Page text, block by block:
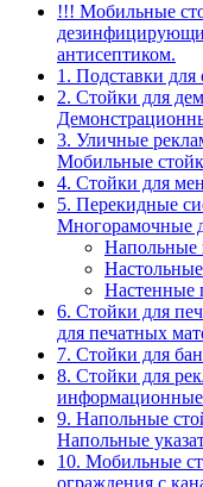
!!! Мобильные
антисептиком.
1. Подставки для
2. Стойки для
3. Уличные
Мобильные
4. Стойки для
5. Перекидные
Многорамочные
Напольные
Настенные
6. Стойки для
для печатных
7. Стойки для
8. Стойки для
информационные
9. Напольные
Напольные
10. Мобильные
ограждения с